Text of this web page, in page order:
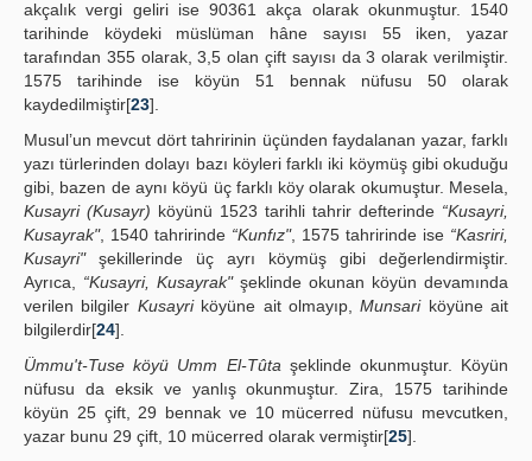
akçalık vergi geliri ise 90361 akça olarak okunmuştur. 1540
tarihinde köydeki müslüman hâne sayısı 55 iken, yazar
tarafından 355 olarak, 3,5 olan çift sayısı da 3 olarak verilmiştir.
1575 tarihinde ise köyün 51 bennak nüfusu 50 olarak
kaydedilmiştir[23].
Musul’un mevcut dört tahririnin üçünden faydalanan yazar, farklı
yazı türlerinden dolayı bazı köyleri farklı iki köymüş gibi okuduğu
gibi, bazen de aynı köyü üç farklı köy olarak okumuştur. Mesela,
Kusayri (Kusayr) köyünü 1523 tarihli tahrir defterinde “Kusayri,
Kusayrak", 1540 tahririnde “Kunfız", 1575 tahririnde ise “Kasriri,
Kusayri" şekillerinde üç ayrı köymüş gibi değerlendirmiştir.
Ayrıca, “Kusayri, Kusayrak"şeklinde okunan köyün devamında
verilen bilgiler Kusayriköyüne ait olmayıp,Munsariköyüne ait
bilgilerdir[24].
Ümmu't-Tuse köyü Umm El-Tûta şeklinde okunmuştur. Köyün
nüfusu da eksik ve yanlış okunmuştur. Zira, 1575 tarihinde
köyün 25 çift, 29 bennak ve 10 mücerred nüfusu mevcutken,
yazar bunu 29 çift, 10 mücerred olarak vermiştir[25].